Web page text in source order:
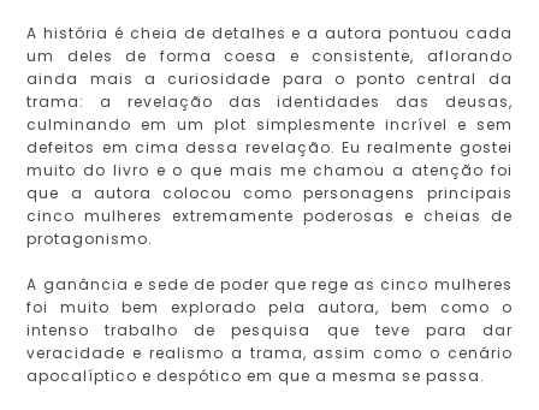
A história é cheia de detalhes e a autora pontuou cada
um deles de forma coesa e consistente, aflorando
ainda mais a curiosidade para o ponto central da
trama: a revelação das identidades das deusas,
culminando em um plot simplesmente incrível e sem
defeitos em cima dessa revelação. Eu realmente gostei
muito do livro e o que mais me chamou a atenção foi
que a autora colocou como personagens principais
cinco mulheres extremamente poderosas e cheias de
protagonismo.
A ganância e sede de poder que rege as cinco mulheres
foi muito bem explorado pela autora, bem como o
intenso trabalho de pesquisa que teve para dar
veracidade e realismo a trama, assim como o cenário
apocalíptico e despótico em que a mesma se passa.